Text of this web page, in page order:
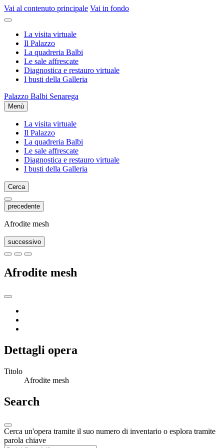
Vai al contenuto principale Vai in fondo
La visita virtuale
Il Palazzo
La quadreria Balbi
Le sale affrescate
Diagnostica e restauro virtuale
I busti della Galleria
Palazzo Balbi Senarega
Menù
La visita virtuale
Il Palazzo
La quadreria Balbi
Le sale affrescate
Diagnostica e restauro virtuale
I busti della Galleria
Cerca
precedente
Afrodite mesh
successivo
Afrodite mesh
Dettagli opera
Titolo
Afrodite mesh
Search
Cerca un'opera tramite il suo numero di inventario o esplora tramite
parola chiave